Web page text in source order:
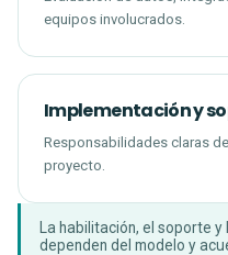
equipos involucrados.
Implementación y
Responsabilidades claras
proyecto.
La habilitación, el soporte y
dependen del modelo y